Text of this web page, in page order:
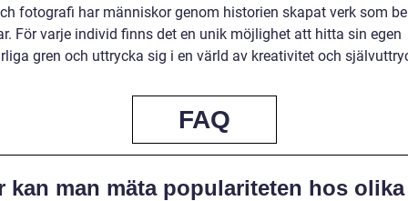
fotografi har människor genom historien skapat verk som
För varje individ finns det en unik möjlighet att hitta sin egen
gren och uttrycka sig i en värld av kreativitet och
FAQ
kan man mäta populariteten hos olika